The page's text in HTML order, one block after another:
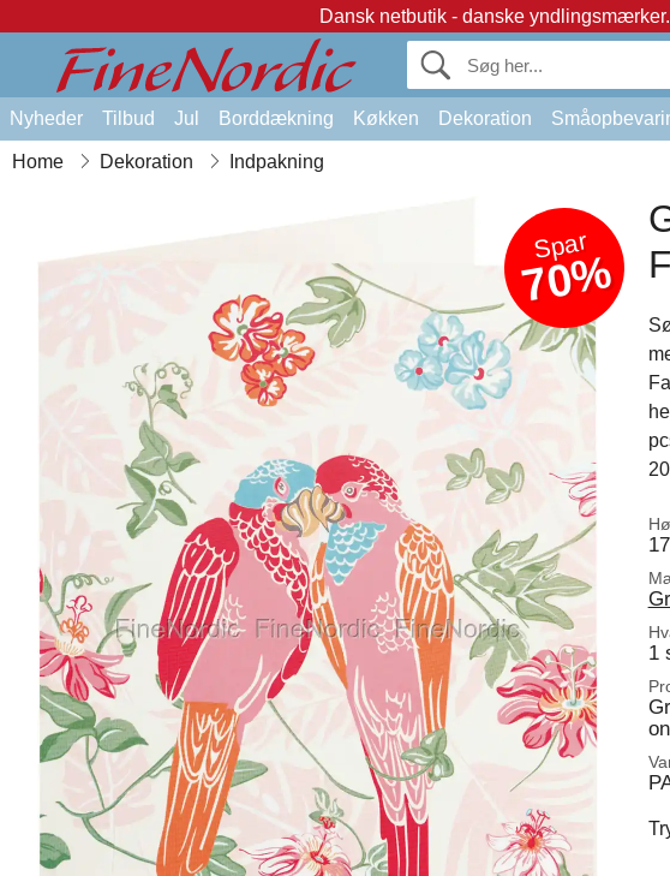
Dansk netbutik - danske yndlingsmærker.
Nyheder Tilbud Jul Borddækning Køkken Dekoration
Home Dekoration Indpakning
Spar
70%
1